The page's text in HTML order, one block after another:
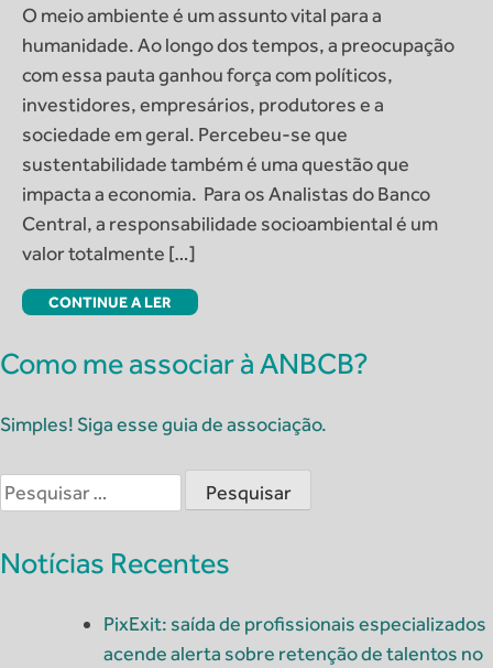
O meio ambiente é um assunto vital para a
humanidade. Ao longo dos tempos, a preocupação
com essa pauta ganhou força com políticos,
investidores, empresários, produtores e a
sociedade em geral. Percebeu-se que
sustentabilidade também é uma questão que
impacta a economia. Para os Analistas do Banco
Central, a responsabilidade socioambiental é um
valor totalmente […]
CONTINUE A LER
Como me associar à ANBCB?
Simples! Siga esse guia de associação.
Pesquisar
por:
Notícias Recentes
PixExit: saída de profissionais especializados
acende alerta sobre retenção de talentos no